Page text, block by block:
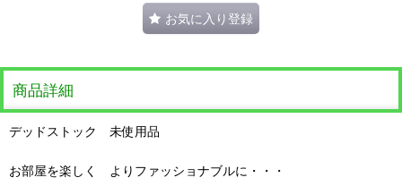
お気に入り登録
商品詳細
デッドストック 未使用品
お部屋を楽しく よりファッショナブルに・・・